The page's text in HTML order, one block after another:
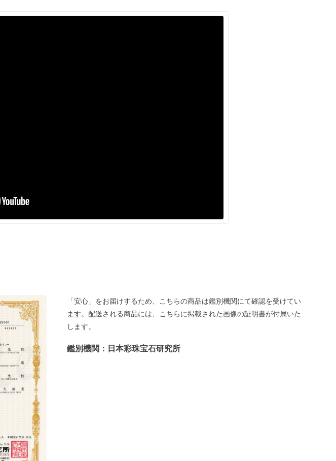
「安心」をお届けするため、こちらの商品は鑑別機関にて確認を受けてい
ます。配送される商品には、こちらに掲載された画像の証明書が付属いた
します。
鑑別機関：日本彩珠宝石研究所